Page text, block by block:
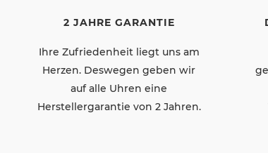
2 JAHRE GARANTIE
Ihre Zufriedenheit liegt uns am
Herzen. Deswegen geben wir
auf alle Uhren eine
Herstellergarantie von 2 Jahren.